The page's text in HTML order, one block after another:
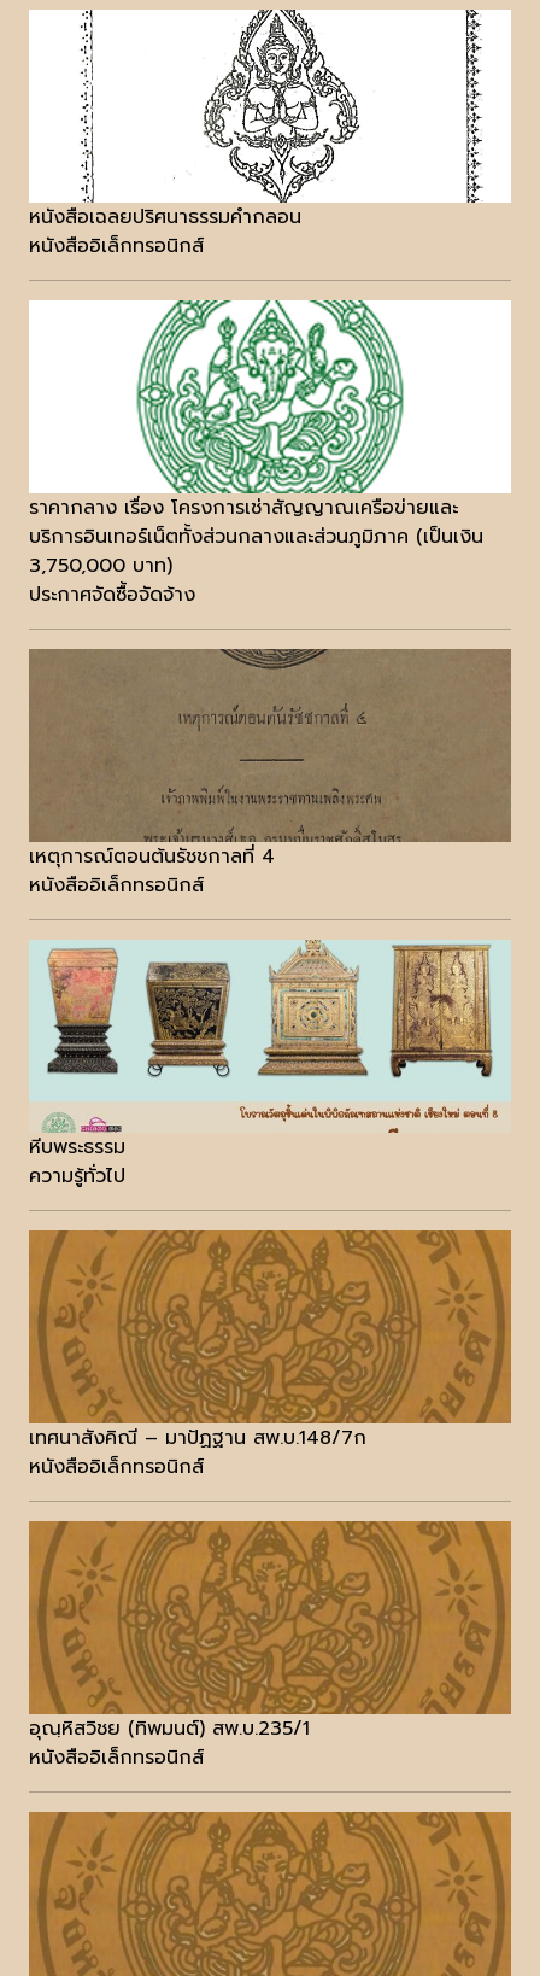
หนังสือเฉลยปริศนาธรรมคำกลอน
หนังสืออิเล็กทรอนิกส์
ราคากลาง เรื่อง โครงการเช่าสัญญาณเครือข่ายและ
บริการอินเทอร์เน็ตทั้งส่วนกลางและส่วนภูมิภาค (เป็นเงิน
3,750,000 บาท)
ประกาศจัดซื้อจัดจ้าง
เหตุการณ์ตอนต้นรัชชกาลที่ 4
หนังสืออิเล็กทรอนิกส์
หีบพระธรรม
ความรู้ทั่วไป
เทศนาสังคิณี – มาปัฏฐาน สพ.บ.148/7ก
หนังสืออิเล็กทรอนิกส์
อุณฺหิสวิชย (ทิพมนต์) สพ.บ.235/1
หนังสืออิเล็กทรอนิกส์